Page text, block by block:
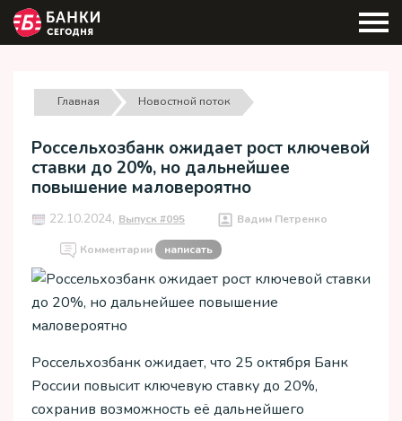
Главная Новостной поток
Россельхозбанк ожидает рост ключевой
ставки до 20%, но дальнейшее
повышение маловероятно
22.10.2024, Выпуск #095 Вадим Петренко
Комментарии написать
Россельхозбанк ожидает, что 25 октября Банк
России повысит ключевую ставку до 20%,
сохранив возможность её дальнейшего